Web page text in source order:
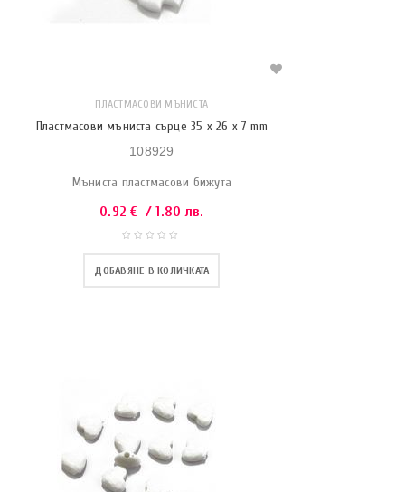
ПЛАСТМАСОВИ МЪНИСТА
Пластмасови мъниста сърце 35 x 26 x 7 mm
108929
Мъниста пластмасови бижута
0.92€ / 1.80 лв.
ДОБАВЯНЕ В КОЛИЧКАТА